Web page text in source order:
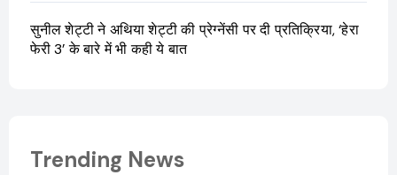
सुनील शेट्टी ने अथिया शेट्टी की प्रेग्नेंसी पर दी प्रतिक्रिया, ‘हेरा
फेरी 3’ के बारे में भी कही ये बात
Trending News